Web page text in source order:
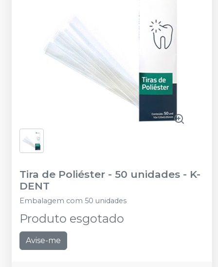
Tira de Poliéster - 50 unidades - K-
DENT
Embalagem com 50 unidades
Produto esgotado
Avise-me